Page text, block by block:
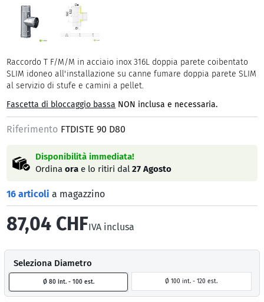
Raccordo T F/M/M in acciaio inox 316L doppia parete coibentato
SLIM idoneo all'installazione su canne fumare doppia parete SLIM
al servizio di stufe e camini a pellet.
Fascetta di bloccaggio bassa NON inclusa e necessaria.
Riferimento FTDISTE 90 D80
Disponibilità immediata!
Ordinaora e lo ritiri dal27 Agosto
16 articolia magazzino
87,04 CHFIVA inclusa
Seleziona Diametro
Ø 80 int. - 100 est. Ø 100 int. - 120 est.